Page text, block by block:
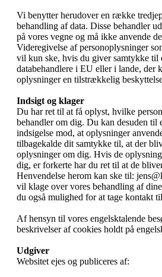
Vi benytter herudover en række
behandling af data. Disse behandler
på vores vegne og må ikke anvende
Videregivelse af personoplysninger
vil kun ske, hvis du giver samtykke til
databehandlere i EU eller i lande, der
oplysninger en tilstrækkelig
Indsigt og klager
Du har ret til at få oplyst, hvilke
behandler om dig. Du kan desuden til
indsigelse mod, at oplysninger
tilbagekalde dit samtykke til, at der
oplysninger om dig. Hvis de
dig, er forkerte har du ret til at de
Henvendelse herom kan ske til:
vil klage over vores behandling af
du også mulighed for at tage kontakt til
Af hensyn til vores engelsktalende
beskrivelser af cookies holdt på
Udgiver
Websitet ejes og publiceres af: